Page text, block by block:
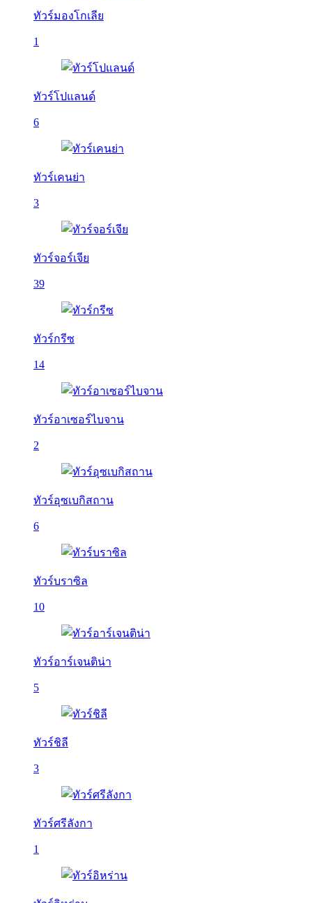
ทัวร์มองโกเลีย
1
ทัวร์โปแลนด์
6
ทัวร์เคนย่า
3
ทัวร์จอร์เจีย
39
ทัวร์กรีซ
14
ทัวร์อาเซอร์ไบจาน
2
ทัวร์อุซเบกิสถาน
6
ทัวร์บราซิล
10
ทัวร์อาร์เจนติน่า
5
ทัวร์ชิลี
3
ทัวร์ศรีลังกา
1